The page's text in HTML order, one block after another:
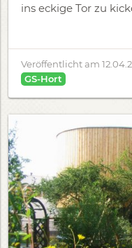
ins eckige Tor zu
Veröffentlicht am
GS-Hort